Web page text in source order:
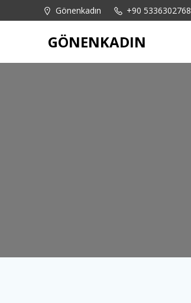
geç
Gönenkadın +90 5336302768
GÖNENKADIN